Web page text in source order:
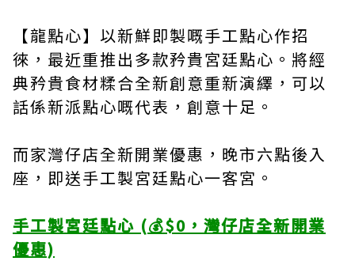
【龍點心】以新鮮即製嘅手工點心作招
徠，最近重推出多款矜貴宮廷點心。將經
典矜貴食材糅合全新創意重新演繹，可以
話係新派點心嘅代表，創意十足。
而家灣仔店全新開業優惠，晚市六點後入
座，即送手工製宮廷點心一客宮。
手工製宮廷點心 (💰$0，灣仔店全新開業
優惠)